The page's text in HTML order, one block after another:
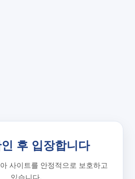
후 입장합니다
사이트를 안정적으로 보호하고
있습니다.